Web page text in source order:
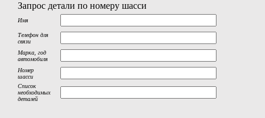
Запрос детали по номеру шасси
Имя
Телефон для
связи
Марка, год
автомобиля
Номер
шасси
Список
необходимых
деталей